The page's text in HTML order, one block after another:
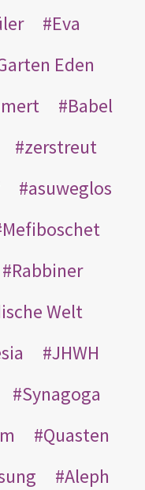
Eva
Eden
Babel
zerstreut
asuweglos
Mefiboschet
Rabbiner
Welt
JHWH
Synagoga
Quasten
Aleph